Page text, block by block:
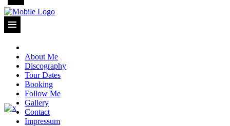
About Me
Discography
Tour Dates
Booking
Follow Me
Gallery
Contact
Impressum